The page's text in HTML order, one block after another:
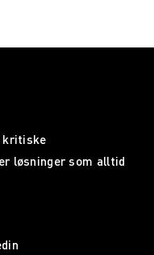
kritiske
løsninger som alltid